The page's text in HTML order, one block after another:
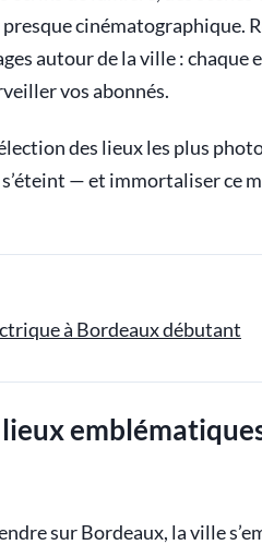
cinématographique.
autour de la ville :
vos abonnés.
des lieux les plus
— et immortaliser ce
à Bordeaux débutant
sur Bordeaux, la ville